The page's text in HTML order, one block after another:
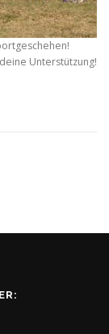
Unterstützung!